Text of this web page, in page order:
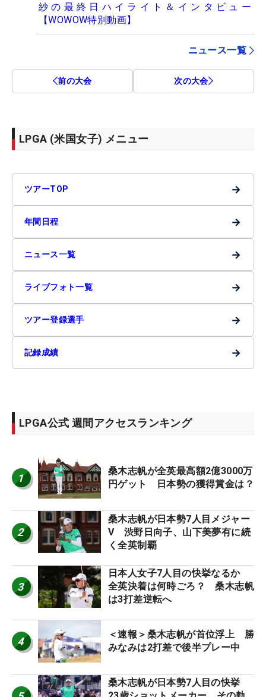
紗の最終日ハイライト＆インタビュー
【WOWOW特別動画】
ニュース一覧
前の大会 次の大会
LPGA (米国女子) メニュー
ツアーTOP →
年間日程 →
ニュース一覧 →
ライブフォト一覧 →
ツアー登録選手 →
記録成績 →
LPGA公式 週間アクセスランキング
1
桑木志帆が全英最高額2億3000万
円ゲット 日本勢の獲得賞金は？
2
桑木志帆が日本勢7人目メジャー
V 渋野日向子、山下美夢有に続
く全英制覇
3
日本人女子7人目の快挙なるか
全英決着は何時ごろ？ 桑木志帆
は3打差逆転へ
4
＜速報＞桑木志帆が首位浮上 勝
みなみは2打差で後半プレー中
桑木志帆が日本勢7人目の快挙